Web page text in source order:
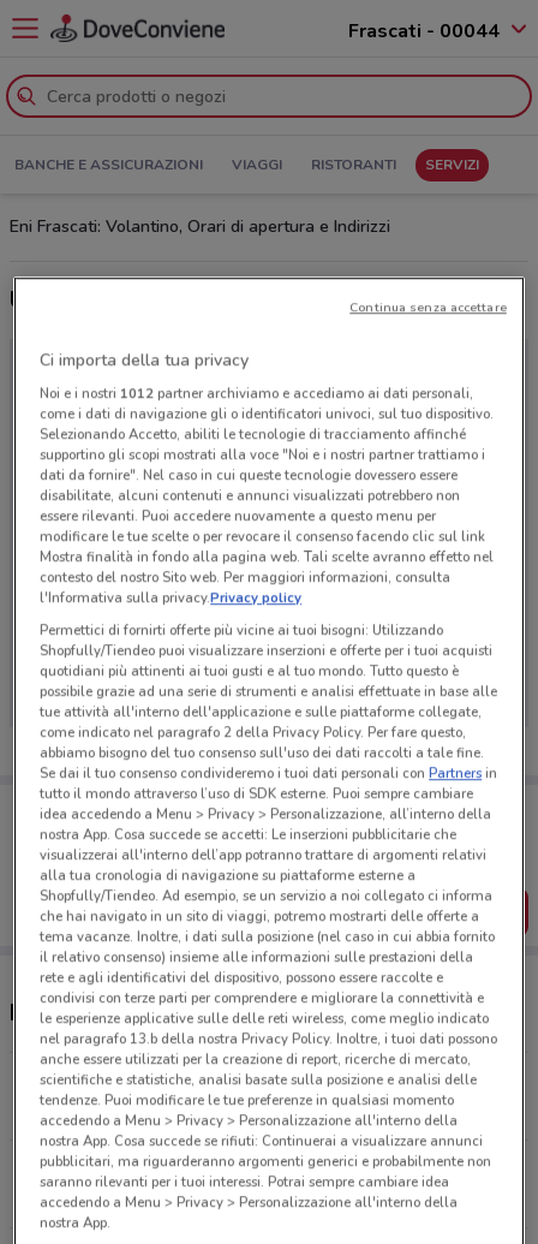
Frascati - 00044
BANCHE E ASSICURAZIONI VIAGGI RISTORANTI SERVIZI
Eni Frascati: Volantino, Orari di apertura e Indirizzi
Ultime offerte del volantino Eni
Ci dispiace, al momento non abbiamo pubblicato
volantini nella tua zona. Riprova più tardi.
Porta DoveConviene sempre con te!
Puoi trovare le migliori offerte dei negozi vicino a te,
salvarle e creare la tua lista del risparmio, comodamente
dal tuo cellulare.
SCARICA L’APP
Negozi Eni a Frascati
Vittorio Veneto 34 Frascati
331 m
Via Tuscolana Km 19+300 Frascati
950 m
Ci importa della tua privacy
Noi e i nostri 1012partner archiviamo e accediamo ai dati personali,
come i dati di navigazione gli o identificatori univoci, sul tuo dispositivo.
Selezionando Accetto, abiliti le tecnologie di tracciamento affinché
supportino gli scopi mostrati alla voce "Noi e i nostri partner trattiamo i
dati da fornire". Nel caso in cui queste tecnologie dovessero essere
disabilitate, alcuni contenuti e annunci visualizzati potrebbero non
essere rilevanti. Puoi accedere nuovamente a questo menu per
modificare le tue scelte o per revocare il consenso facendo clic sul link
Mostra finalità in fondo alla pagina web. Tali scelte avranno effetto nel
contesto del nostro Sito web. Per maggiori informazioni, consulta
l'Informativa sulla privacy.Privacy policy
Permettici di fornirti offerte più vicine ai tuoi bisogni: Utilizzando
Shopfully/Tiendeo puoi visualizzare inserzioni e offerte per i tuoi acquisti
quotidiani più attinenti ai tuoi gusti e al tuo mondo. Tutto questo è
possibile grazie ad una serie di strumenti e analisi effettuate in base alle
tue attività all'interno dell'applicazione e sulle piattaforme collegate,
come indicato nel paragrafo 2 della Privacy Policy. Per fare questo,
abbiamo bisogno del tuo consenso sull'uso dei dati raccolti a tale fine.
Se dai il tuo consenso condivideremo i tuoi dati personali conPartnersin
tutto il mondo attraverso l’uso di SDK esterne. Puoi sempre cambiare
idea accedendo a Menu > Privacy > Personalizzazione, all’interno della
nostra App. Cosa succede se accetti: Le inserzioni pubblicitarie che
visualizzerai all'interno dell’app potranno trattare di argomenti relativi
alla tua cronologia di navigazione su piattaforme esterne a
Shopfully/Tiendeo. Ad esempio, se un servizio a noi collegato ci informa
che hai navigato in un sito di viaggi, potremo mostrarti delle offerte a
tema vacanze. Inoltre, i dati sulla posizione (nel caso in cui abbia fornito
il relativo consenso) insieme alle informazioni sulle prestazioni della
rete e agli identificativi del dispositivo, possono essere raccolte e
condivisi con terze parti per comprendere e migliorare la connettività e
le esperienze applicative sulle delle reti wireless, come meglio indicato
nel paragrafo 13.b della nostra Privacy Policy. Inoltre, i tuoi dati possono
anche essere utilizzati per la creazione di report, ricerche di mercato,
scientifiche e statistiche, analisi basate sulla posizione e analisi delle
tendenze. Puoi modificare le tue preferenze in qualsiasi momento
accedendo a Menu > Privacy > Personalizzazione all'interno della
nostra App. Cosa succede se rifiuti: Continuerai a visualizzare annunci
pubblicitari, ma riguarderanno argomenti generici e probabilmente non
saranno rilevanti per i tuoi interessi. Potrai sempre cambiare idea
accedendo a Menu > Privacy > Personalizzazione all'interno della
nostra App.
Continua senza accettare